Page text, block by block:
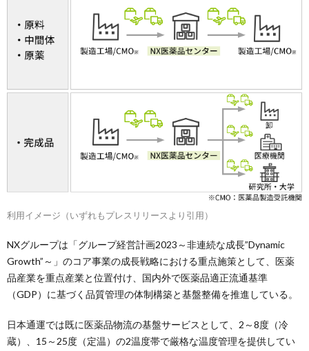
利用イメージ（いずれもプレスリリースより引用）
NXグループは「グループ経営計画2023～非連続な成長”Dynamic
Growth”～」のコア事業の成長戦略における重点施策として、医薬
品産業を重点産業と位置付け、国内外で医薬品適正流通基準
（GDP）に基づく品質管理の体制構築と基盤整備を推進している。
日本通運では既に医薬品物流の基盤サービスとして、2～8度（冷
蔵）、15～25度（定温）の2温度帯で厳格な温度管理を提供してい